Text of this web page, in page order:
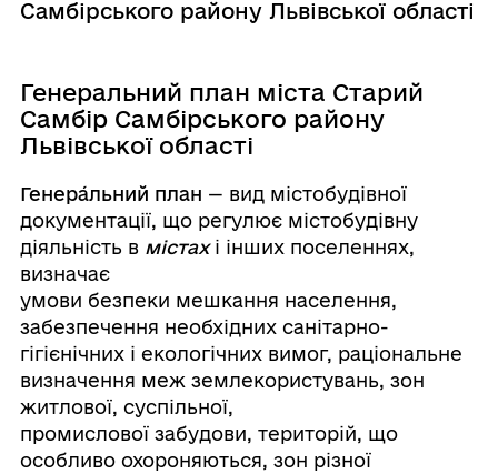
Самбірського району Львівської області
Генеральний план міста Старий
Самбір Самбірського району
Львівської області
Генера́льний план — вид містобудівної
документації, що регулює містобудівну
діяльність в містахі інших поселеннях,
визначає
умови безпеки мешкання населення,
забезпечення необхідних санітарно-
гігієнічних і екологічних вимог, раціональне
визначення меж землекористувань, зон
житлової, суспільної,
промислової забудови, територій, що
особливо охороняються, зон різної